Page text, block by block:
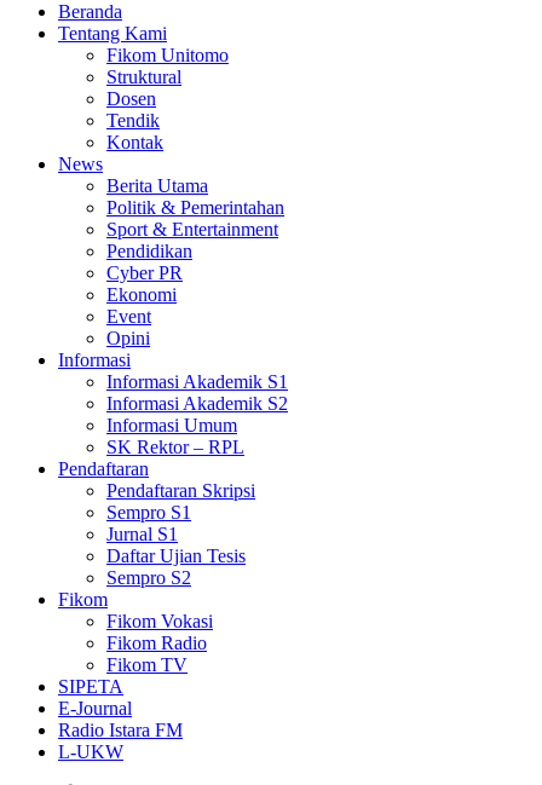
Beranda
Tentang Kami
Fikom Unitomo
Struktural
Dosen
Tendik
Kontak
News
Berita Utama
Politik & Pemerintahan
Sport & Entertainment
Pendidikan
Cyber PR
Ekonomi
Event
Opini
Informasi
Informasi Akademik S1
Informasi Akademik S2
Informasi Umum
SK Rektor – RPL
Pendaftaran
Pendaftaran Skripsi
Sempro S1
Jurnal S1
Daftar Ujian Tesis
Sempro S2
Fikom
Fikom Vokasi
Fikom Radio
Fikom TV
SIPETA
E-Journal
Radio Istara FM
L-UKW